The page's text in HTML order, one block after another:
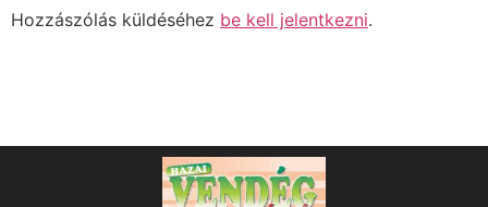
Hozzászólás küldéséhez be kell jelentkezni.